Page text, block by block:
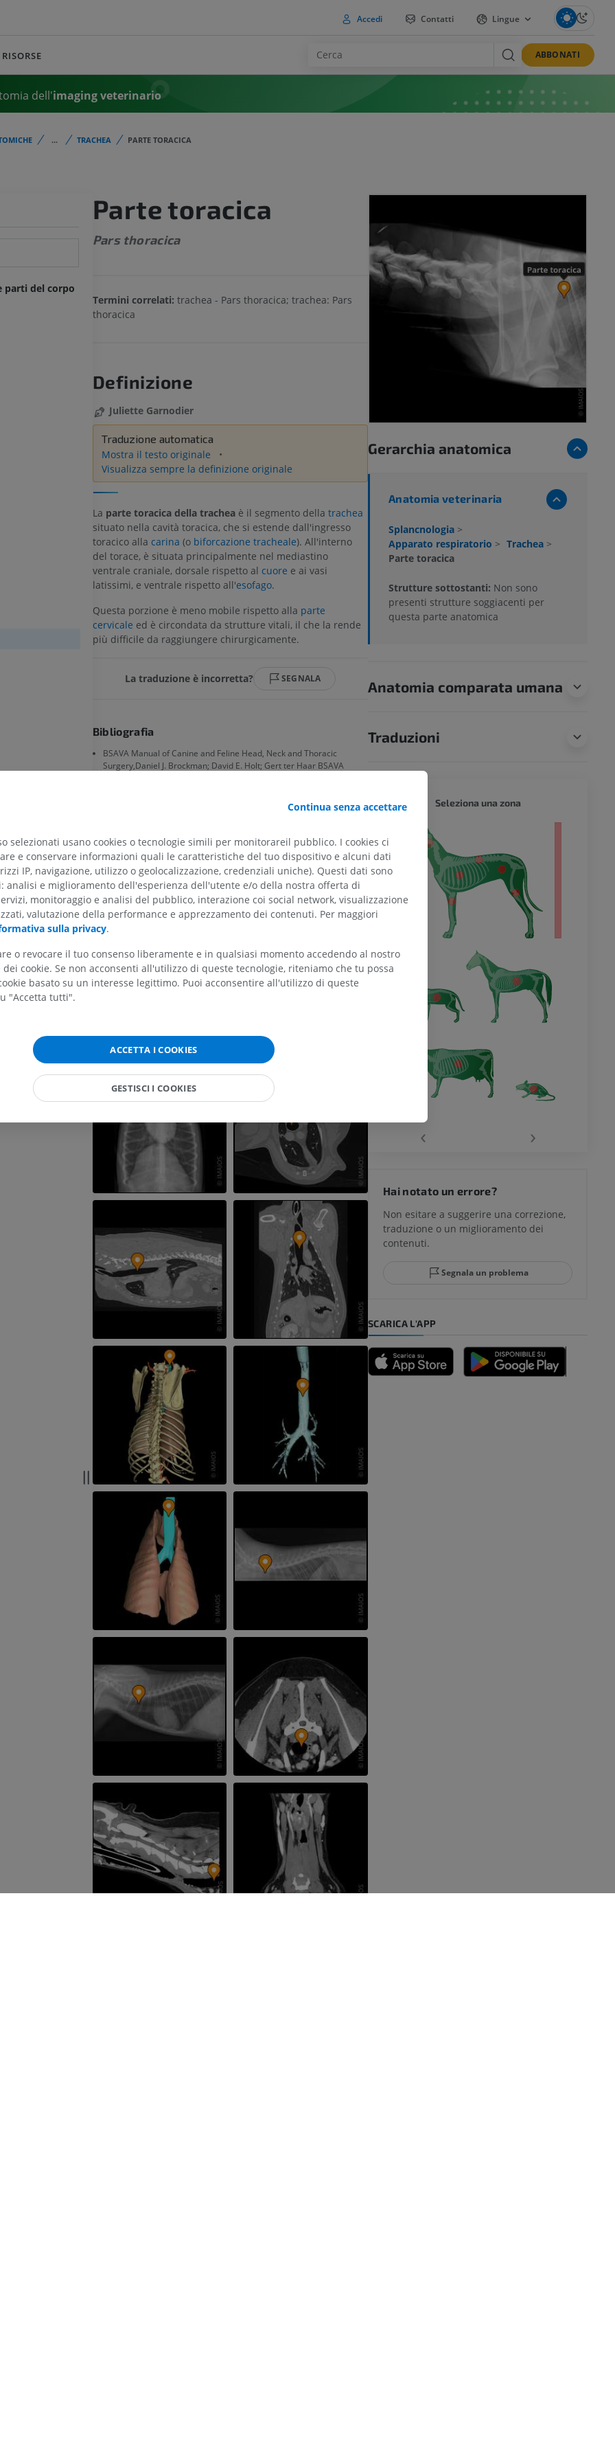
Accedi Contatti Lingue
RISORSE ABBONATI
dell'imaging veterinario
... TRACHEA PARTE TORACICA
parti del corpo
Parte toracica
Pars thoracica
Termini correlati: trachea - Pars thoracica; trachea: Pars
thoracica
Definizione
Juliette Garnodier
Traduzione automatica
Mostra il testo originale
Visualizza sempre la definizione originale
La parte toracica della tracheaè il segmento della trachea
situato nella cavità toracica, che si estende dall'ingresso
toracico alla carina (o biforcazione tracheale). All'interno
del torace, è situata principalmente nel mediastino
ventrale craniale, dorsale rispetto al cuore e ai vasi
latissimi, e ventrale rispetto all'esofago.
Questa porzione è meno mobile rispetto alla parte
cervicale ed è circondata da strutture vitali, il che la rende
più difficile da raggiungere chirurgicamente.
La traduzione è incorretta? SEGNALA
Bibliografia
BSAVA Manual of Canine and Feline Head, Neck and Thoracic
Surgery,Daniel J. Brockman; David E. Holt; Gert ter Haar BSAVA
BSAVA Manual of Canine and Feline Thoracic Imaging, Tobias
Schwarz; Peter V. Scrivani, BSAVA (2024). 2nd Edition. ISBN:
Galleria
Gerarchia anatomica
Anatomia veterinaria
Splancnologia >
Apparato respiratorio > Trachea >
Parte toracica
Strutture sottostanti: Non sono
presenti strutture soggiacenti per
questa parte anatomica
Anatomia comparata umana
Traduzioni
Illustrazioni
Cavallo - Osteologia
Radiografie
GRATUITO
Cavallo - carpo
TC
PREMIUM
RM
PREMIUM
Cavallo – Dito e Zoccolo
Illustrazioni
TC
Seleziona una zona
‹ ›
Hai notato un errore?
Non esitare a suggerire una correzione,
traduzione o un miglioramento dei
contenuti.
Segnala un problema
SCARICA L'APP
Continua senza accettare
selezionati usano cookies o tecnologie simili per monitorareil pubblico. I cookies ci
e conservare informazioni quali le caratteristiche del tuo dispositivo e alcuni dati
IP, navigazione, utilizzo o geolocalizzazione, credenziali uniche). Questi dati sono
analisi e miglioramento dell'esperienza dell'utente e/o della nostra offerta di
monitoraggio e analisi del pubblico, interazione coi social network, visualizzazione
valutazione della performance e apprezzamento dei contenuti. Per maggiori
sulla privacy.
o revocare il tuo consenso liberamente e in qualsiasi momento accedendo al nostro
cookie. Se non acconsenti all'utilizzo di queste tecnologie, riteniamo che tu possa
basato su un interesse legittimo. Puoi acconsentire all'utilizzo di queste
"Accetta tutti".
ACCETTA I COOKIES
GESTISCI I COOKIES